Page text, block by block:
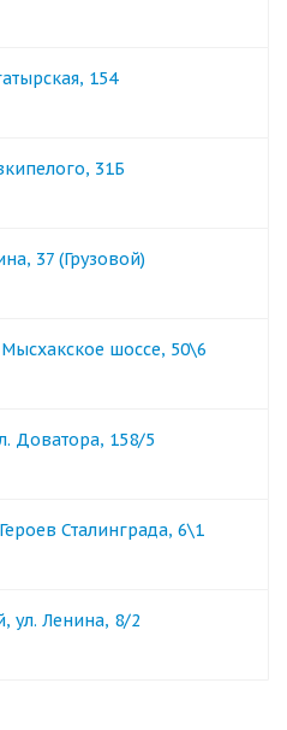
154
31Б
37 (Грузовой)
шоссе, 50\6
Доватора, 158/5
Сталинграда, 6\1
ул. Ленина, 8/2